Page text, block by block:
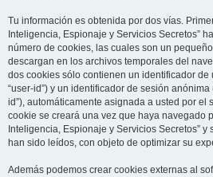
Tu información es obtenida por dos vías.
Inteligencia, Espionaje y Servicios Secretos”
número de cookies, las cuales son un
descargan en los archivos temporales del
dos cookies sólo contienen un identificador
“user-id”) y un identificador de sesión
id”), automáticamente asignada a usted por el
cookie se creará una vez que haya navegado
Inteligencia, Espionaje y Servicios Secretos”
han sido leídos, con objeto de optimizar su
Además podemos crear cookies externas al